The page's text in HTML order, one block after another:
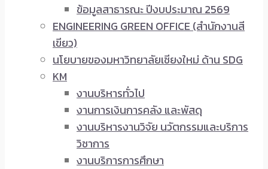
ข้อมูลสาธารณะ ปีงบประมาณ 2569
ENGINEERING GREEN OFFICE (สำนักงานสี
เขียว)
นโยบายของมหาวิทยาลัยเชียงใหม่ ด้าน SDG
KM
งานบริหารทั่วไป
งานการเงินการคลัง และพัสดุ
งานบริหารงานวิจัย นวัตกรรมและบริการ
วิชาการ
งานบริการการศึกษา